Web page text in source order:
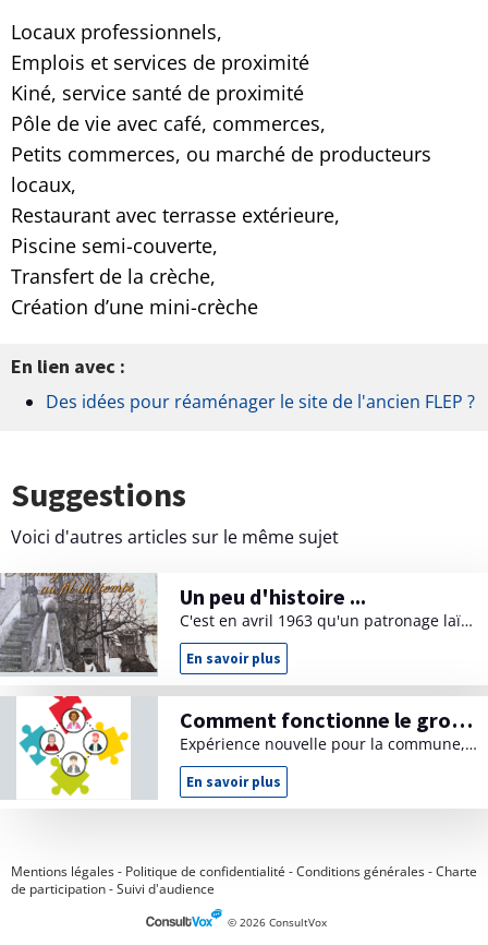
Locaux professionnels,
Emplois et services de proximité
Kiné, service santé de proximité
Pôle de vie avec café, commerces,
Petits commerces, ou marché de producteurs
locaux,
Restaurant avec terrasse extérieure,
Piscine semi-couverte,
Transfert de la crèche,
Création d’une mini-crèche
En lien avec :
Des idées pour réaménager le site de l'ancien FLEP ?
Suggestions
Voici d'autres articles sur le même sujet
Un peu d'histoire ...
C'est en avril 1963 qu'un patronage laïque et communal voit le jour officiellement à Romagnat, pour offrir aux jeunes des loisirs "sains et éducatifs".
En savoir plus
U
n
p
u
d
'
h
i
s
t
e
.
.
Comment fonctionne le groupe Projet (GP)
Expérience nouvelle pour la commune, la mise en place de ce groupe Projet avait dû être retardée à cause des conditions sanitaires. Il s'est réuni officiellement pour la 1ère fois le 28 mars 2022.
En savoir plus
C
o
t
f
n
c © 2026 ConsultVox
Mentions légales- Politique de confidentialité -Conditions générales-Charte
de participation-Suivi d'audience